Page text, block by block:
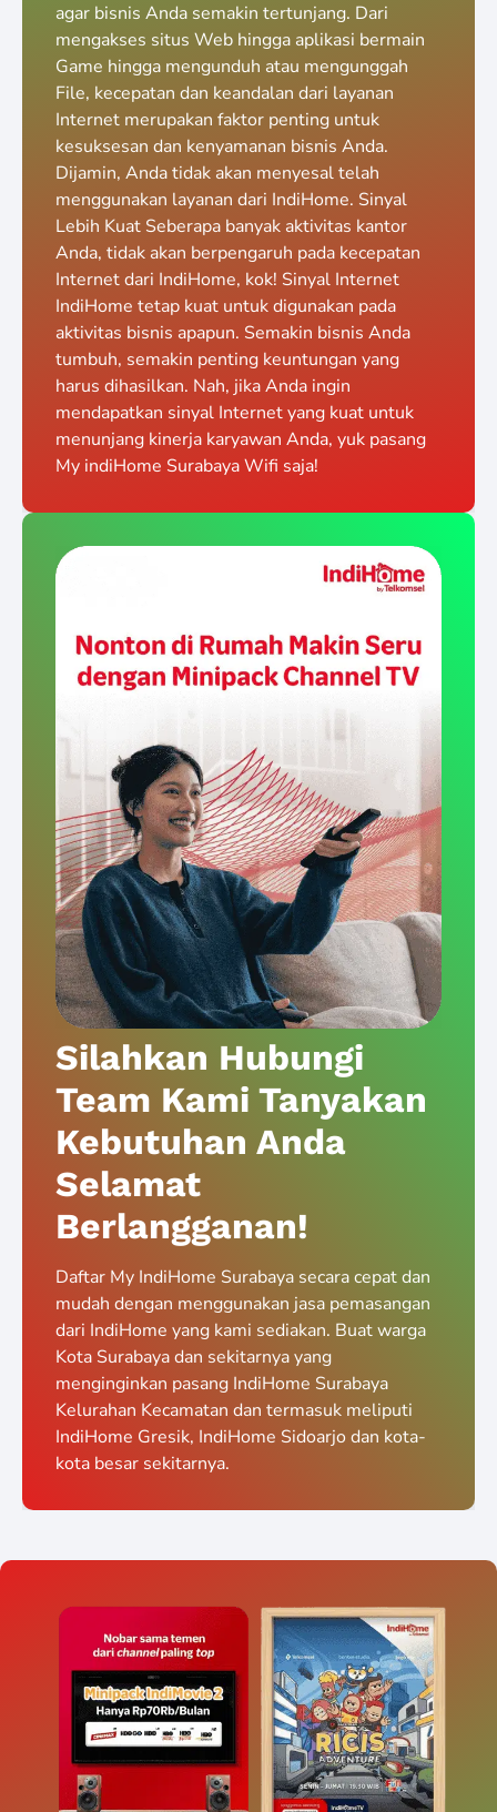
agar bisnis Anda semakin tertunjang. Dari
mengakses situs Web hingga aplikasi bermain
Game hingga mengunduh atau mengunggah
File, kecepatan dan keandalan dari layanan
Internet merupakan faktor penting untuk
kesuksesan dan kenyamanan bisnis Anda.
Dijamin, Anda tidak akan menyesal telah
menggunakan layanan dari IndiHome. Sinyal
Lebih Kuat Seberapa banyak aktivitas kantor
Anda, tidak akan berpengaruh pada kecepatan
Internet dari IndiHome, kok! Sinyal Internet
IndiHome tetap kuat untuk digunakan pada
aktivitas bisnis apapun. Semakin bisnis Anda
tumbuh, semakin penting keuntungan yang
harus dihasilkan. Nah, jika Anda ingin
mendapatkan sinyal Internet yang kuat untuk
menunjang kinerja karyawan Anda, yuk pasang
My indiHome Surabaya Wifi saja!
Silahkan Hubungi
Team Kami Tanyakan
Kebutuhan Anda
Selamat
Berlangganan!
Daftar My IndiHome Surabaya secara cepat dan
mudah dengan menggunakan jasa pemasangan
dari IndiHome yang kami sediakan. Buat warga
Kota Surabaya dan sekitarnya yang
menginginkan pasang IndiHome Surabaya
Kelurahan Kecamatan dan termasuk meliputi
IndiHome Gresik, IndiHome Sidoarjo dan kota-
kota besar sekitarnya.